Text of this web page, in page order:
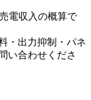
電収入の概算で
・出力抑制・パネ
い合わせくださ